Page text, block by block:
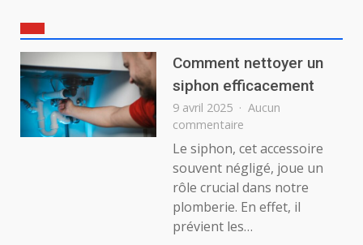
Comment nettoyer un
siphon efficacement
9 avril 2025
Aucun
commentaire
Comment
nettoyer
un
siphon
efficacement
Le siphon, cet accessoire
souvent négligé, joue un
rôle crucial dans notre
plomberie. En effet, il
prévient les…